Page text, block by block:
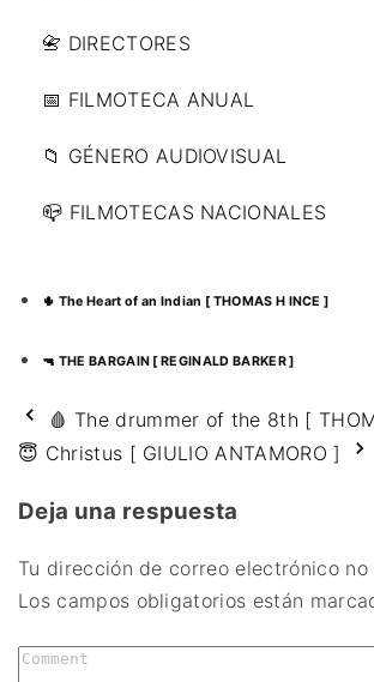
📇 DIRECTORES
📅 FILMOTECA ANUAL
📁 GÉNERO AUDIOVISUAL
📪 FILMOTECAS NACIONALES
🌵 The Heart of an Indian [ THOMAS H INCE ]
🔫 THE BARGAIN [ REGINALD BARKER ]
🩸 The drummer of the 8th [
😇 Christus [ GIULIO ANTAMORO ]
Deja una respuesta
Tu dirección de correo electrónico
Los campos obligatorios están